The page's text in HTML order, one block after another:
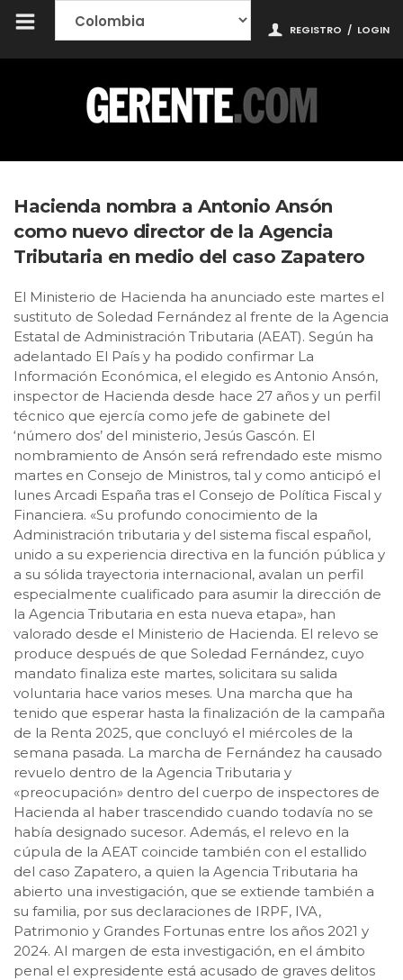
REGISTRO / LOGIN
Hacienda nombra a Antonio Ansón
como nuevo director de la Agencia
Tributaria en medio del caso Zapatero
El Ministerio de Hacienda ha anunciado este martes el
sustituto de Soledad Fernández al frente de la Agencia
Estatal de Administración Tributaria (AEAT). Según ha
adelantado El País y ha podido confirmar La
Información Económica, el elegido es Antonio Ansón,
inspector de Hacienda desde hace 27 años y un perfil
técnico que ejercía como jefe de gabinete del
‘número dos’ del ministerio, Jesús Gascón. El
nombramiento de Ansón será refrendado este mismo
martes en Consejo de Ministros, tal y como anticipó el
lunes Arcadi España tras el Consejo de Política Fiscal y
Financiera. «Su profundo conocimiento de la
Administración tributaria y del sistema fiscal español,
unido a su experiencia directiva en la función pública y
a su sólida trayectoria internacional, avalan un perfil
especialmente cualificado para asumir la dirección de
la Agencia Tributaria en esta nueva etapa», han
valorado desde el Ministerio de Hacienda. El relevo se
produce después de que Soledad Fernández, cuyo
mandato finaliza este martes, solicitara su salida
voluntaria hace varios meses. Una marcha que ha
tenido que esperar hasta la finalización de la campaña
de la Renta 2025, que concluyó el miércoles de la
semana pasada. La marcha de Fernández ha causado
revuelo dentro de la Agencia Tributaria y
«preocupación» dentro del cuerpo de inspectores de
Hacienda al haber trascendido cuando todavía no se
había designado sucesor. Además, el relevo en la
cúpula de la AEAT coincide también con el estallido
del caso Zapatero, a quien la Agencia Tributaria ha
abierto una investigación, que se extiende también a
su familia, por sus declaraciones de IRPF, IVA,
Patrimonio y Grandes Fortunas entre los años 2021 y
2024. Al margen de esta investigación, en el ámbito
penal el expresidente está acusado de graves delitos